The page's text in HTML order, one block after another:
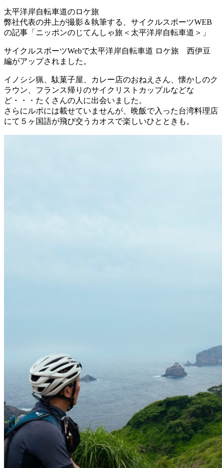
太平洋岸自転車道のロケ旅
弊社代表の井上が撮影＆執筆する、サイクルスポーツWEB
の記事「ニッポンのじてんしゃ旅＜太平洋岸自転車道＞」
サイクルスポーツWebで太平洋岸自転車道 ロケ旅 西伊豆
編がアップされました。
イノシシ猟、駄菓子屋、カレー店のおねえさん、懐かしのク
ラウン、フランス帰りのサイクリストカップルなどな
ど・・・たくさんの人に出会いました。
さらにルポには載せていませんが、晩飯で入った台湾料理店
にて５ヶ国語が飛び交うカオスで楽しいひとときも。